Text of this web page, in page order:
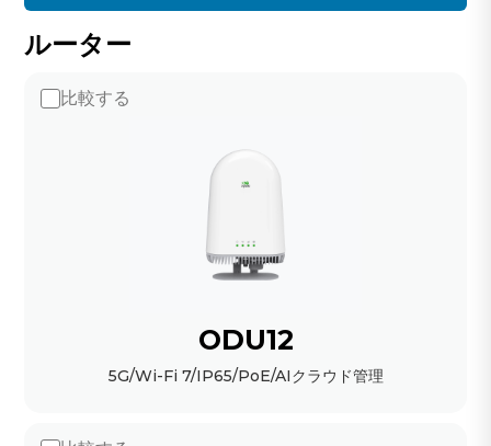
ルーター
比較する
ODU12
5G/Wi-Fi 7/IP65/PoE/AIクラウド管理